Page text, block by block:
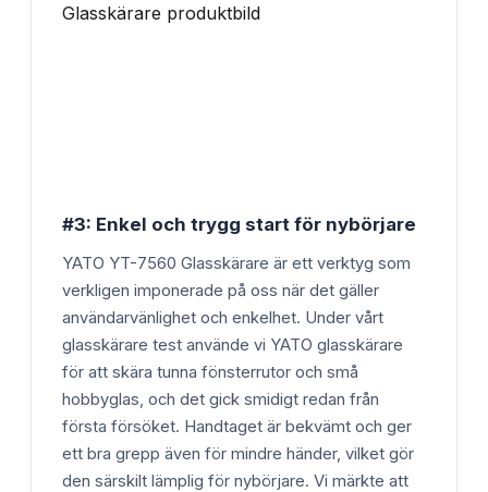
#3: Enkel och trygg start för nybörjare
YATO YT-7560 Glasskärare är ett verktyg som
verkligen imponerade på oss när det gäller
användarvänlighet och enkelhet. Under vårt
glasskärare test använde vi YATO glasskärare
för att skära tunna fönsterrutor och små
hobbyglas, och det gick smidigt redan från
första försöket. Handtaget är bekvämt och ger
ett bra grepp även för mindre händer, vilket gör
den särskilt lämplig för nybörjare. Vi märkte att